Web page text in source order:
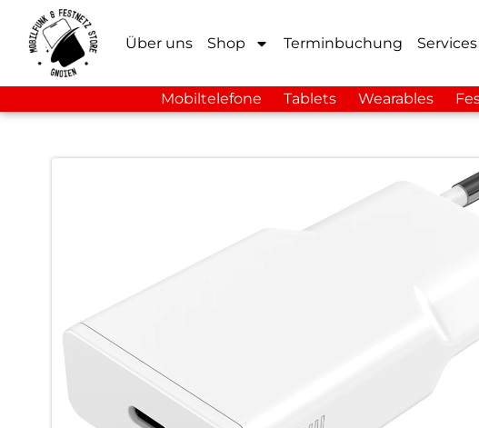
Über uns Shop Terminbuchung Services
Mobiltelefone Tablets Wearables